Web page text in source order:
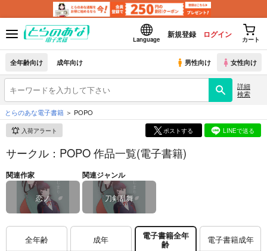
Language
新規登録 ログイン
カート
全年齢向け 成年向け 男性向け 女性向け
詳細
検索
とらのあな電子書籍
POPO
入荷アラート ポストする LINEで送る
サークル：POPO 作品一覧(電子書籍)
関連作家
恋ノ
関連ジャンル
刀剣乱舞
全年齢 成年 電子書籍全年
齢 電子書籍成年